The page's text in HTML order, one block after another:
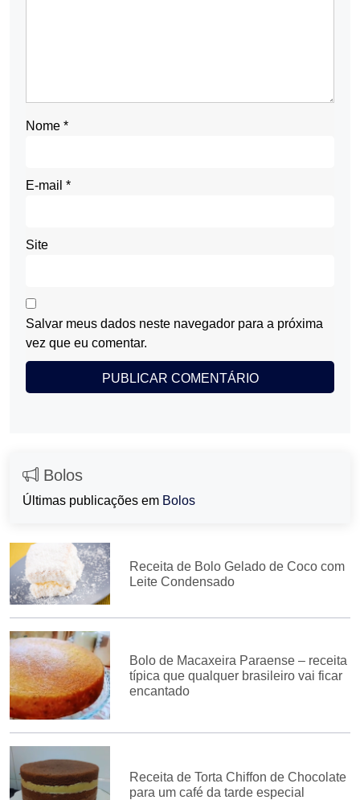
Nome *
E-mail *
Site
Salvar meus dados neste navegador para a próxima
vez que eu comentar.
Bolos
Últimas publicações em Bolos
Receita de Bolo Gelado de Coco com
Leite Condensado
Bolo de Macaxeira Paraense – receita
típica que qualquer brasileiro vai ficar
encantado
Receita de Torta Chiffon de Chocolate
para um café da tarde especial